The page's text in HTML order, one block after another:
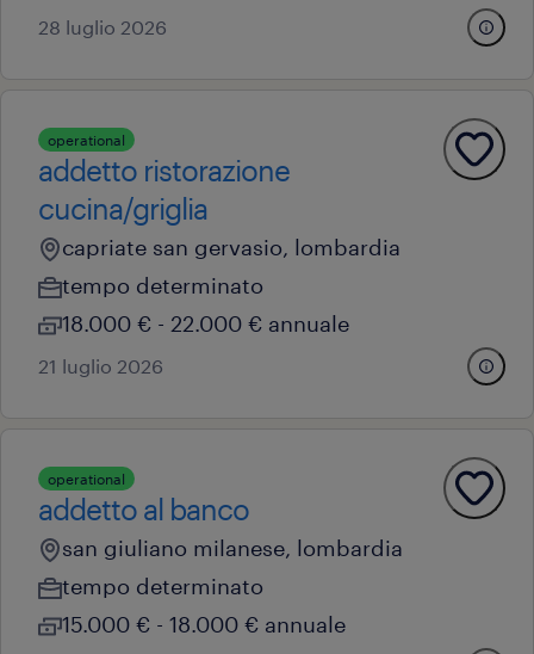
28 luglio 2026
operational
addetto ristorazione
cucina/griglia
capriate san gervasio, lombardia
tempo determinato
18.000 € - 22.000 € annuale
21 luglio 2026
operational
addetto al banco
san giuliano milanese, lombardia
tempo determinato
15.000 € - 18.000 € annuale